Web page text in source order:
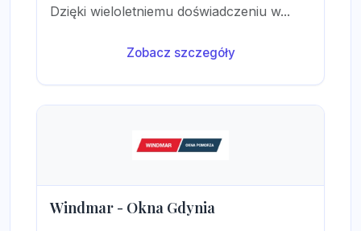
Dzięki wieloletniemu doświadczeniu w...
Zobacz szczegóły
Windmar - Okna Gdynia